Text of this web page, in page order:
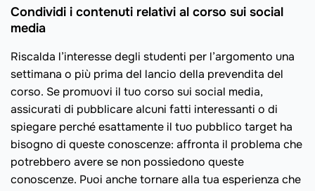
Condividi i contenuti relativi al corso sui social
media
Riscalda l’interesse degli studenti per l’argomento una
settimana o più prima del lancio della prevendita del
corso. Se promuovi il tuo corso sui social media,
assicurati di pubblicare alcuni fatti interessanti o di
spiegare perché esattamente il tuo pubblico target ha
bisogno di queste conoscenze: affronta il problema che
potrebbero avere se non possiedono queste
conoscenze. Puoi anche tornare alla tua esperienza che